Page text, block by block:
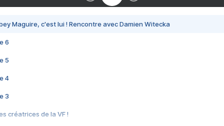
Maguire, c'est lui ! Rencontre avec Damien Witecka
6
5
4
3
créatrices de la VF !